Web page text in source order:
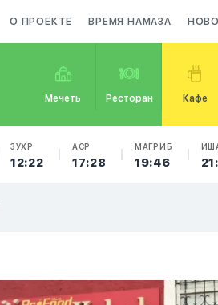
О ПРОЕКТЕ ВРЕМЯ НАМАЗА
Мечеть Ресторан Кафе
ЗУХР
12:22
АСР
17:28
МАГРИБ
19:46